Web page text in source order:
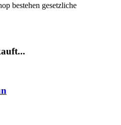
bestehen gesetzliche